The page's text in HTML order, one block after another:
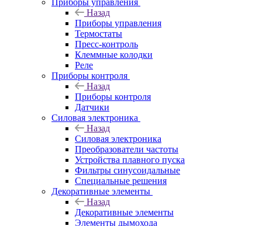
Приборы управления
Назад
Приборы управления
Термостаты
Пресс-контроль
Клеммные колодки
Реле
Приборы контроля
Назад
Приборы контроля
Датчики
Силовая электроника
Назад
Силовая электроника
Преобразователи частоты
Устройства плавного пуска
Фильтры синусоидальные
Специальные решения
Декоративные элементы
Назад
Декоративные элементы
Элементы дымохода